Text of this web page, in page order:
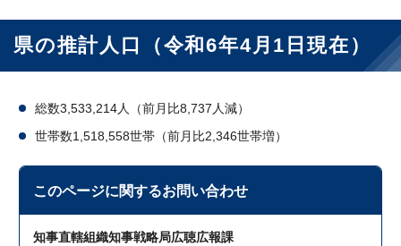
県の推計人口（令和6年4月1日現在）
総数3,533,214人（前月比8,737人減）
世帯数1,518,558世帯（前月比2,346世帯増）
このページに関するお問い合わせ
知事直轄組織知事戦略局広聴広報課